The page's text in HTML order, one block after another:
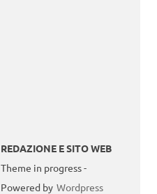
REDAZIONE E SITO WEB
Theme in progress -
Powered by Wordpress